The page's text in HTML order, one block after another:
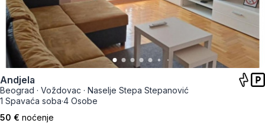
Andjela
Beograd · Voždovac · Naselje Stepa Stepanović
1 Spavaća soba·4 Osobe
50 € noćenje